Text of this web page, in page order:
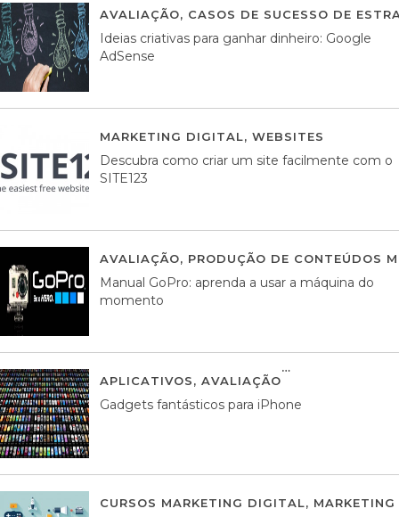
AVALIAÇÃO, CASOS DE SUCESSO DE
Ideias criativas para ganhar dinheiro: Google
AdSense
MARKETING DIGITAL, WEBSITES
Descubra como criar um site facilmente com o
SITE123
AVALIAÇÃO, PRODUÇÃO DE CONTEÚDOS
Manual GoPro: aprenda a usar a máquina do
momento
APLICATIVOS, AVALIAÇÃO
Gadgets fantásticos para iPhone
CURSOS MARKETING DIGITAL,